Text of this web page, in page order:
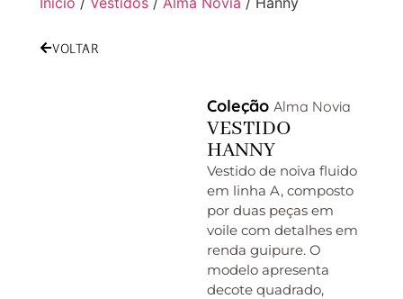
VOLTAR
Coleção Alma Novia
VESTIDO
HANNY
Vestido de noiva fluido
em linha A, composto
por duas peças em
voile com detalhes em
renda guipure. O
modelo apresenta
decote quadrado,